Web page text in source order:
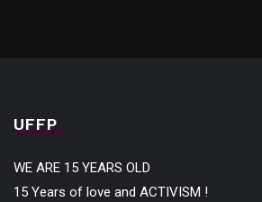
UFFP
WE ARE 15 YEARS OLD
15 Years of love and ACTIVISM !